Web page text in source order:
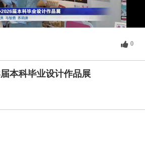
Video
0
本科毕业设计作品展